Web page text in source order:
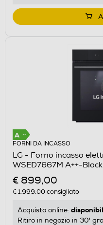
FORNI DA INCASSO
LG - Forno incasso
WSED7667M
€ 899,00
€ 1.999,00consigliato
Acquisto online:
Ritiro in negozio in 30'